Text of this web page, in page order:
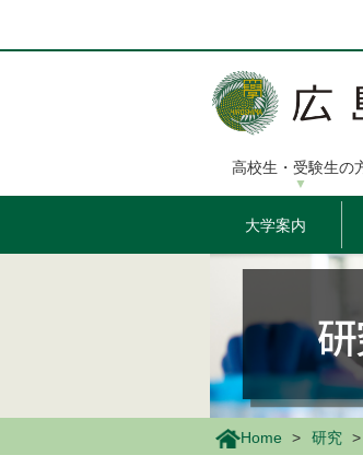
ン
に
高校生・受験生の
大学案内
Home 研究